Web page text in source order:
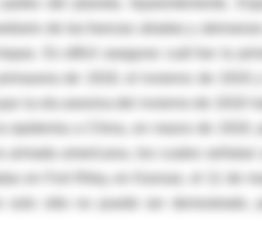
Es difícil asegurar cuál fue la
de 1918, el invierno de 1918 y
a China, en marzo de 1918,
en Fort Riley, en Kansas, el 11 de